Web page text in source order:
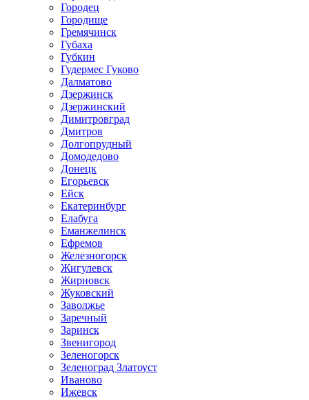
Городец
Городище
Гремячинск
Губаха
Губкин
Гудермес Гуково
Далматово
Дзержинск
Дзержинский
Димитровград
Дмитров
Долгопрудный
Домодедово
Донецк
Егорьевск
Ейск
Екатеринбург
Елабуга
Еманжелинск
Ефремов
Железногорск
Жигулевск
Жирновск
Жуковский
Заволжье
Заречный
Заринск
Звенигород
Зеленогорск
Зеленоград Златоуст
Иваново
Ижевск